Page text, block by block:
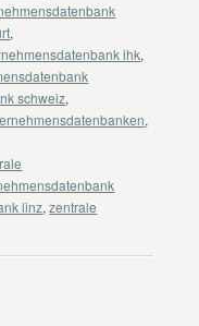
,
ihk,
schweiz,
,
linz,zentrale